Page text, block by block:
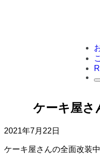
ケーキ屋さ
2021年7月22日
ケーキ屋さんの全面改装中